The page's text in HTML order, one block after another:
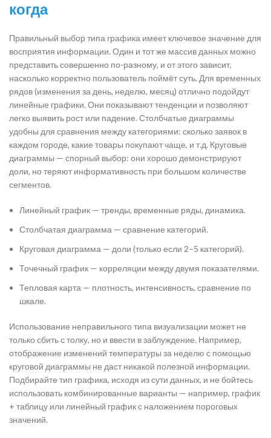
когда
Правильный выбор типа графика имеет ключевое значение для
восприятия информации. Один и тот же массив данных можно
представить совершенно по-разному, и от этого зависит,
насколько корректно пользователь поймёт суть. Для временных
рядов (изменения за день, неделю, месяц) отлично подойдут
линейные графики. Они показывают тенденции и позволяют
легко выявить рост или падение. Столбчатые диаграммы
удобны для сравнения между категориями: сколько заявок в
каждом городе, какие товары покупают чаще, и т.д. Круговые
диаграммы — спорный выбор: они хорошо демонстрируют
доли, но теряют информативность при большом количестве
сегментов.
Линейный график — тренды, временные ряды, динамика.
Столбчатая диаграмма — сравнение категорий.
Круговая диаграмма — доли (только если 2–5 категорий).
Точечный график — корреляции между двумя показателями.
Тепловая карта — плотность, интенсивность, сравнение по
шкале.
Использование неправильного типа визуализации может не
только сбить с толку, но и ввести в заблуждение. Например,
отображение изменений температуры за неделю с помощью
круговой диаграммы не даст никакой полезной информации.
Подбирайте тип графика, исходя из сути данных, и не бойтесь
использовать комбинированные варианты — например, график
+ таблицу или линейный график с наложением пороговых
значений.